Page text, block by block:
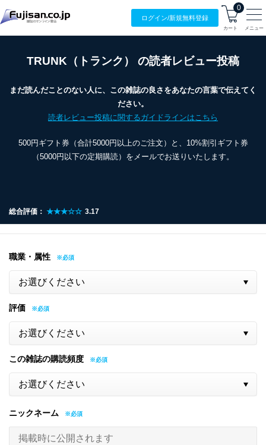
ログイン/新規無料登録
0
カート メニュー
TRUNK（トランク） の読者レビュー投稿
まだ読んだことのない人に、この雑誌の良さをあなたの言葉で伝えてく
ださい。
読者レビュー投稿に関するガイドラインはこちら
500円ギフト券（合計5000円以上のご注文）と、10%割引ギフト券
（5000円以下の定期購読）をメールでお送りいたします。
総合評価： ★★★☆☆ 3.17
職業・属性
評価
この雑誌の購読頻度
ニックネーム